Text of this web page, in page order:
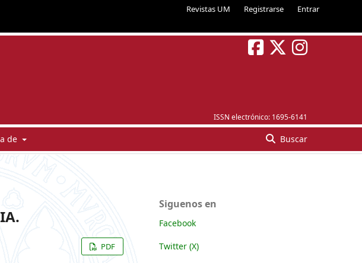
Revistas UM Registrarse Entrar
ISSN electrónico: 1695-6141
de Buscar
PDF
Siguenos en
Facebook
Twitter (X)